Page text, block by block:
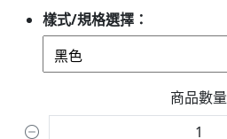
樣式/規格選擇：
商品數量